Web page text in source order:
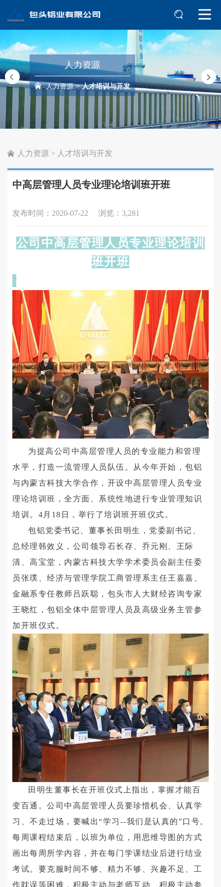
人力资源
人力资源>人才培训与开发
人力资源 > 人才培训与开发
中高层管理人员专业理论培训班开班
发布时间：2020-07-22 浏览：3,281
公司中高层管理人员专业理论培训
班开班
为提高公司中高层管理人员的专业能力和管理
水平，打造一流管理人员队伍。从今年开始，包铝
与内蒙古科技大学合作，开设中高层管理人员专业
理论培训班，全方面、系统性地进行专业管理知识
培训。4月18日，举行了培训班开班仪式。
包铝党委书记、董事长田明生，党委副书记、
总经理韩效义，公司领导石长存、乔元刚、王际
清、高宝堂，内蒙古科技大学学术委员会副主任委
员张璞、经济与管理学院工商管理系主任王嘉嘉、
金融系专任教师吕跃聪，包头市人大财经咨询专家
王晓红，包铝全体中层管理人员及高级业务主管参
加开班仪式。
田明生董事长在开班仪式上指出，掌握才能百
变百通。公司中高层管理人员要珍惜机会、认真学
习、不走过场，要喊出“学习--我们是认真的”口号。
每周课程结束后，以班为单位，用思维导图的方式
画出每周所学内容，并在每门学课结业后进行结业
考试。要克服时间不够、精力不够、兴趣不足、工
作耽误等困难，积极主动与老师互动、积极主动参